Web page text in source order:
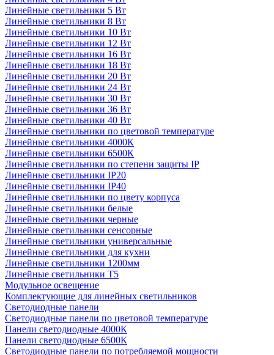
Линейные светильники 5 Вт
Линейные светильники 8 Вт
Линейные светильники 10 Вт
Линейные светильники 12 Вт
Линейные светильники 16 Вт
Линейные светильники 18 Вт
Линейные светильники 20 Вт
Линейные светильники 24 Вт
Линейные светильники 30 Вт
Линейные светильники 36 Вт
Линейные светильники 40 Вт
Линейные светильники по цветовой температуре
Линейные светильники 4000К
Линейные светильники 6500К
Линейные светильники по степени защиты IP
Линейные светильники IP20
Линейные светильники IP40
Линейные светильники по цвету корпуса
Линейные светильники белые
Линейные светильники черные
Линейные светильники сенсорные
Линейные светильники универсальные
Линейные светильники для кухни
Линейные светильники 1200мм
Линейные светильники Т5
Модульное освещение
Комплектующие для линейных светильников
Светодиодные панели
Светодиодные панели по цветовой температуре
Панели светодиодные 4000К
Панели светодиодные 6500К
Светодиодные панели по потребляемой мощности